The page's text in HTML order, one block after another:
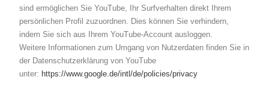
sind ermöglichen Sie YouTube, Ihr Surfverhalten direkt Ihrem
persönlichen Profil zuzuordnen. Dies können Sie verhindern,
indem Sie sich aus Ihrem YouTube-Account ausloggen.
Weitere Informationen zum Umgang von Nutzerdaten finden Sie in
der Datenschutzerklärung von YouTube
unter: https://www.google.de/intl/de/policies/privacy